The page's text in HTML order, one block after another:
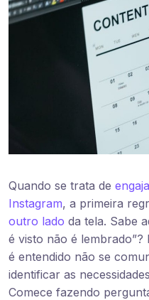
Quando se trata de
Instagram, a primeira
outro lado da tela. Sabe
é visto não é lembrado”?
é entendido não se
identificar as
Comece fazendo